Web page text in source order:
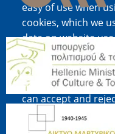
easy of use when
cookies, which we
data on website
cookies, which are
content and
ALL", you consent
can accept and
revoke your
"Settings".
Image
Image